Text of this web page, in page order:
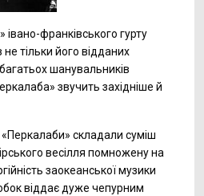
франківського гурту
тільки його відданих
шанувальників
звучить західніше й
складали суміш
весілля помножену на
заокеанської музики
віддає дуже чепурним